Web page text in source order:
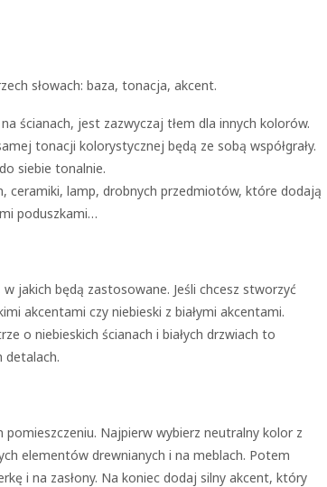
słowach: baza, tonacja, akcent.
ścianach, jest zazwyczaj tłem dla innych kolorów.
tonacji kolorystycznej będą ze sobą współgrały.
siebie tonalnie.
ceramiki, lamp, drobnych przedmiotów, które dodają
poduszkami…
jakich będą zastosowane. Jeśli chcesz stworzyć
akcentami czy niebieski z białymi akcentami.
o niebieskich ścianach i białych drzwiach to
detalach.
Najpierw wybierz neutralny kolor z
elementów drewnianych i na meblach. Potem
i na zasłony. Na koniec dodaj silny akcent, który